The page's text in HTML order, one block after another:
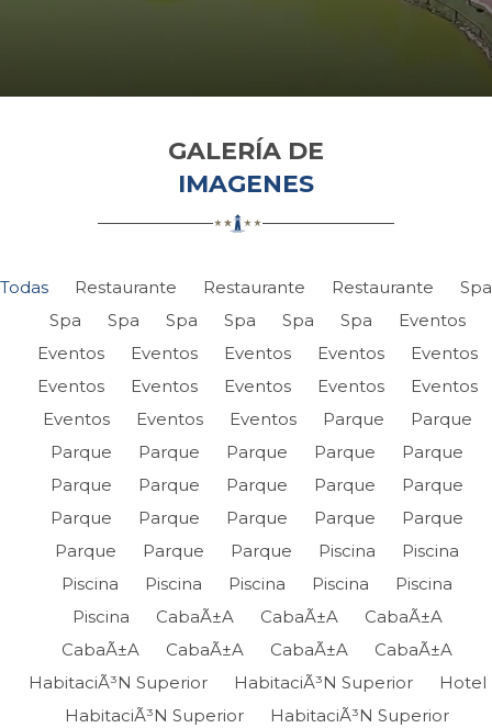
GALERÍA DE
IMAGENES
Todas Restaurante Restaurante Restaurante
Spa
Spa
Spa Spa Spa Spa Spa
Eventos
Eventos
Eventos Eventos Eventos
Eventos
Eventos
Eventos Eventos Eventos
Eventos
Eventos
Eventos Eventos Parque
Parque
Parque
Parque Parque Parque
Parque
Parque
Parque Parque Parque
Parque
Parque
Parque Parque Parque
Parque
Parque
Parque Parque Piscina
Piscina
Piscina
Piscina Piscina Piscina
Piscina
Piscina
CabaÃ±a CabaÃ±a
CabaÃ±a
CabaÃ±a
CabaÃ±a CabaÃ±a
CabaÃ±a
HabitaciÃ³n Superior
HabitaciÃ³n Superior
Hotel
HabitaciÃ³n Superior
HabitaciÃ³n Superior